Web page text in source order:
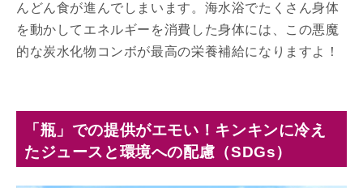
んどん食が進んでしまいます。海水浴でたくさん身体
を動かしてエネルギーを消費した身体には、この悪魔
的な炭水化物コンボが最高の栄養補給になりますよ！
「瓶」での提供がエモい！キンキンに冷え
たジュースと環境への配慮（SDGs）